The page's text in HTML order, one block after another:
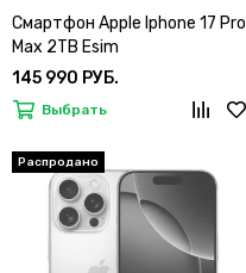
Смартфон Apple Iphone 17 Pro
Max 2TB Esim
145 990 РУБ.
Выбрать